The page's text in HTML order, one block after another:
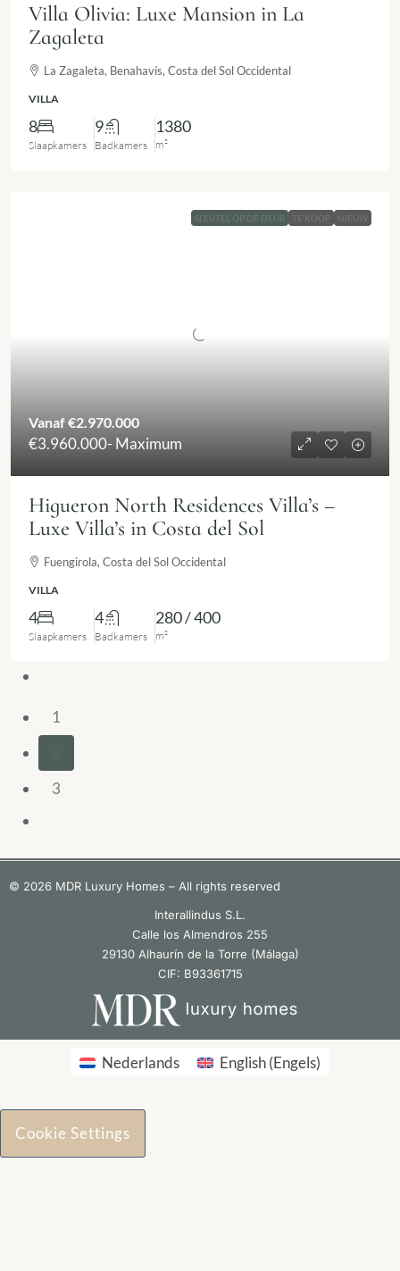
Villa Olivia: Luxe Mansion in La
Zagaleta
La Zagaleta, Benahavís, Costa del Sol Occidental
VILLA
8
Slaapkamers
9
Badkamers
1380
m²
SLEUTEL OP DE DEUR TE KOOP NIEUW
Vanaf€2.970.000
€3.960.000- Maximum
Higueron North Residences Villa’s –
Luxe Villa’s in Costa del Sol
Fuengirola, Costa del Sol Occidental
VILLA
4
Slaapkamers
4
Badkamers
280 / 400
m²
1
3
© 2026 MDR Luxury Homes – All rights reserved
Interallindus S.L.
Calle los Almendros 255
29130 Alhaurín de la Torre (Málaga)
CIF: B93361715
Nederlands English(Engels)
Cookie Settings